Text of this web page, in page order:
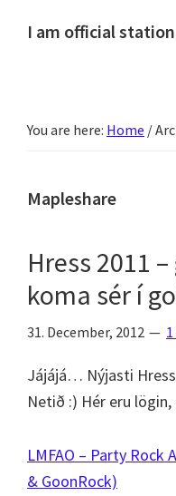
I am official station
fréttir
og
skemmtilegt
:)
You are here: Home /
Mapleshare
Hress 2011
koma sér í
31. December, 2012
Jájájá… Nýjasti
Netið :) Hér eru
LMFAO – Party
& GoonRock)